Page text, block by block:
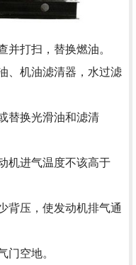
并打扫，替换燃油。
、机油滤清器，水过滤
替换光滑油和滤清
机进气温度不该高于
背压，使发动机排气通
门空地。